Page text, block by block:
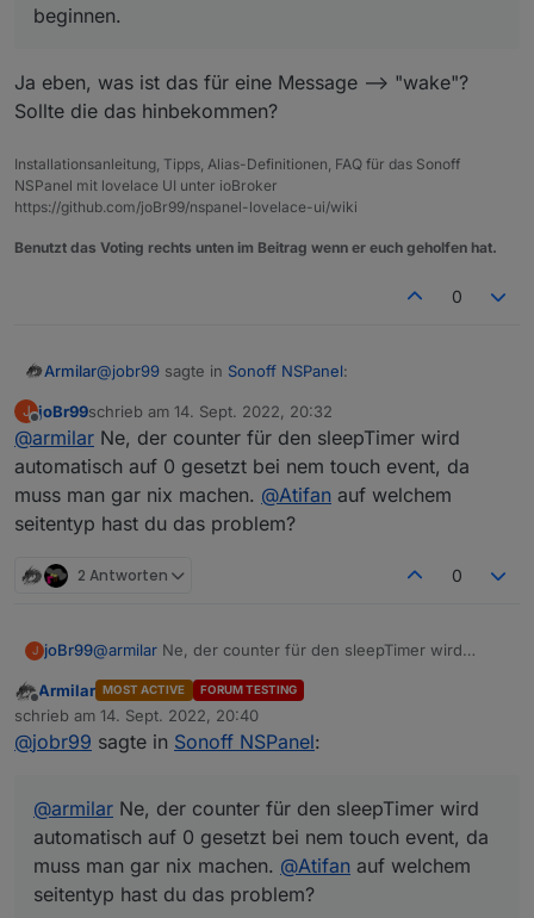
beginnen.
Ja eben, was ist das für eine Message --> "wake"?
Sollte die das hinbekommen?
Installationsanleitung, Tipps, Alias-Definitionen, FAQ für das Sonoff
NSPanel mit lovelace UI unter ioBroker
https://github.com/joBr99/nspanel-lovelace-ui/wiki
Benutzt das Voting rechts unten im Beitrag wenn er euch geholfen hat.
0
Armilar@jobr99 sagte in Sonoff NSPanel:
@ armilarDer timeout bzw. das Event davon
kommt ja von der Firmware, da kannst du im
Backend nicht viel dran machen, allerdings sollte
der counter für den timeout bei einem touch
event wieder von vorn beginnen.
Ja eben, was ist das für eine Message --> "wake"?
Sollte die das hinbekommen?
J
Offline
joBr99schrieb am 14. Sept. 2022, 20:32
zuletzt editiert von
@armilar Ne, der counter für den sleepTimer wird
automatisch auf 0 gesetzt bei nem touch event, da
muss man gar nix machen. @Atifan auf welchem
seitentyp hast du das problem?
2 Antworten 0
J joBr99@armilar Ne, der counter für den sleepTimer wird
muss man gar nix machen.@
seitentyp hast du das problem?
Offline
Armilar MOST ACTIVE FORUM TESTING
schrieb am 14. Sept. 2022, 20:40
zuletzt editiert von
@jobr99 sagte in Sonoff NSPanel:
@armilar Ne, der counter für den sleepTimer wird
automatisch auf 0 gesetzt bei nem touch event, da
muss man gar nix machen. @Atifan auf welchem
seitentyp hast du das problem?